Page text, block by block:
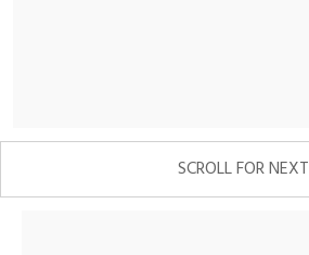
SCROLL FOR NEXT